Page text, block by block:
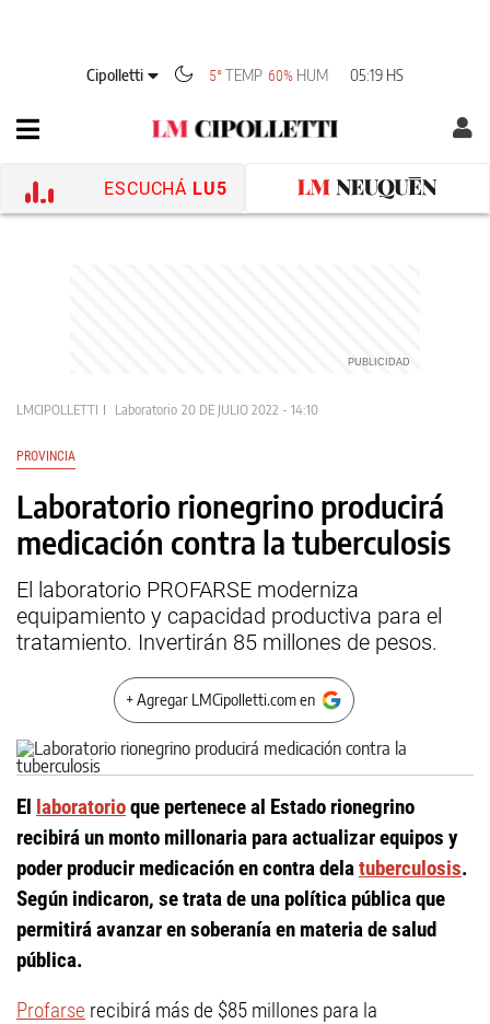
Cipolletti 5° TEMP 60% HUM 05:19 HS
ESCUCHÁ LU5
LMCIPOLLETTI Laboratorio 20 DE JULIO 2022 - 14:10
PROVINCIA
Laboratorio rionegrino producirá
medicación contra la tuberculosis
El laboratorio PROFARSE moderniza
equipamiento y capacidad productiva para el
tratamiento. Invertirán 85 millones de pesos.
+ Agregar LMCipolletti.com en
El laboratorioque pertenece al Estado rionegrino
recibirá un monto millonaria para actualizar equipos y
poder producir medicación en contra delatuberculosis.
Según indicaron, se trata de una política pública que
permitirá avanzar en soberanía en materia de salud
pública.
Profarse recibirá más de $85 millones para la